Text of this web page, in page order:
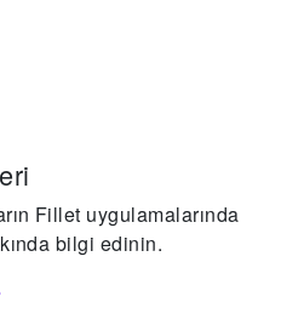
Fillet uygulamalarında
bilgi edinin.